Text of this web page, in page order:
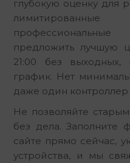
глубокую оценку для
предложить лучшую
21:00 без выходных,
график. Нет
даже один контроллер
Не позволяйте
без дела. Заполните
сайте прямо сейчас,
устройства, и мы